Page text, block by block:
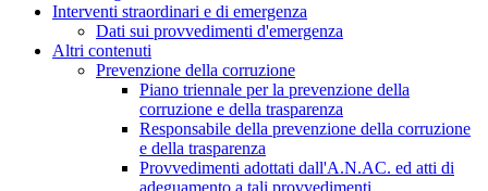
Interventi straordinari e di emergenza
Dati sui provvedimenti d'emergenza
Altri contenuti
Prevenzione della corruzione
Piano triennale per la prevenzione della
corruzione e della trasparenza
Responsabile della prevenzione della corruzione
e della trasparenza
Provvedimenti adottati dall'A.N.AC. ed atti di
adeguamento a tali provvedimenti